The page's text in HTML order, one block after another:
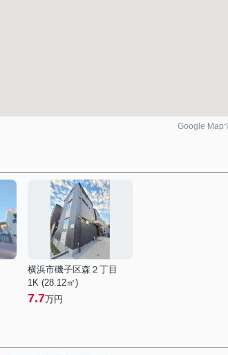
Google Map
横浜市磯子区森２丁目
1K (28.12㎡)
7.7万円